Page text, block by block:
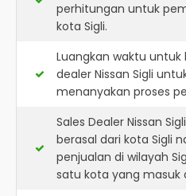
perhitungan untuk
kota Sigli.
Luangkan waktu
dealer Nissan Sigli
menanyakan proses
Sales Dealer Nissan
berasal dari kota Sigli
penjualan di wilayah
satu kota yang masuk